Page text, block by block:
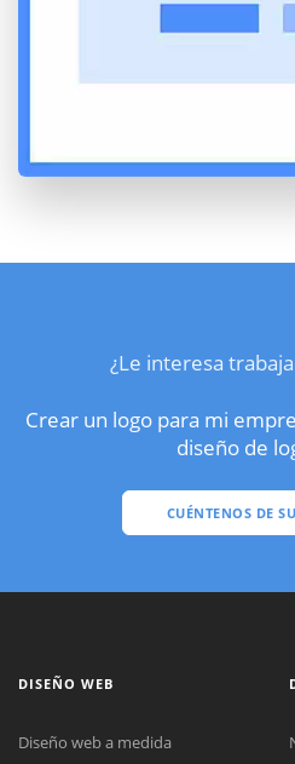
¿Le interesa
Crear un logo para mi
diseño de
CUÉNTENOS DE
DISEÑO WEB
Diseño web a medida